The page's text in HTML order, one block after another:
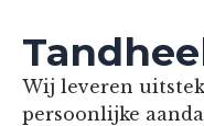
Wij leveren
persoonlijke